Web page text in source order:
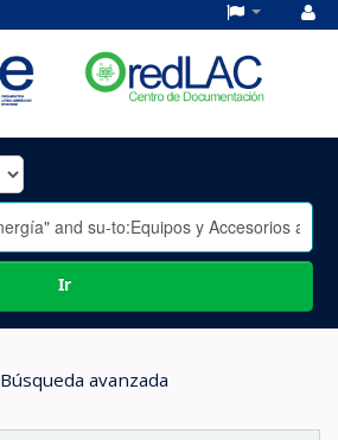
Ir
Búsqueda avanzada